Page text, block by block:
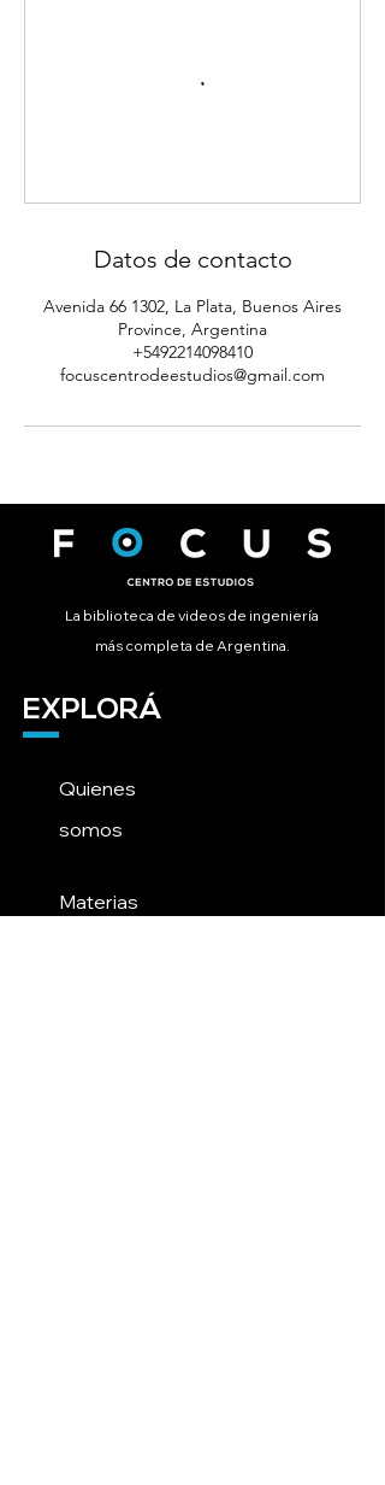
Datos de contacto
Avenida 66 1302, La Plata, Buenos Aires
Province, Argentina
+5492214098410
focuscentrodeestudios@gmail.com
La biblioteca de videos de ingeniería
más completa de Argentina.
EXPLORÁ
Quienes
somos
Materias